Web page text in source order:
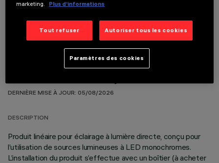
COMPOSANTS OPTIONNELS
DERNIÈRE MISE À JOUR: 05/08/2026
DESCRIPTION
Produit linéaire pour éclairage à lumière directe, conçu pour
l’utilisation de sources lumineuses à LED monochromes.
L’installation du produit s’effectue avec un boîtier (à acheter
marketing. Plus d’informations
Tout refuser Autoriser tous les cookies
Paramètres des cookies